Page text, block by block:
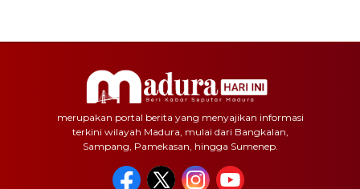
merupakan portal berita yang menyajikan informasi
terkini wilayah Madura, mulai dari Bangkalan,
Sampang, Pamekasan, hingga Sumenep.